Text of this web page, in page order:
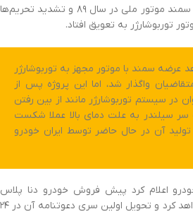
پس از عرضه اولین نمونه‌های سمند موتور ملی در سال ۸۹ و تشدید تحریم‌ها
توربوشارژر به تعویق افتاد.
بالاخره شاهد عرضه سمند با موتور مجهز به توربوشارژر
که با مدل ۹۵ به متقاضیان واگذار شد، اما این پروژه پس از
در سیستم توربوشارژر مانند از بین رفتن
سیلندر به علت دمای بالا عملا شکست
آن در حال حاضر توسط ایران خودرو
ایران خودرو اعلام کرد پیش فروش خودرو دنا پلاس
توربوشارژر را از ۲۹ آبان آغاز خواهد کرد و تحویل اولین سری دعوتنامه آن در ۲۴